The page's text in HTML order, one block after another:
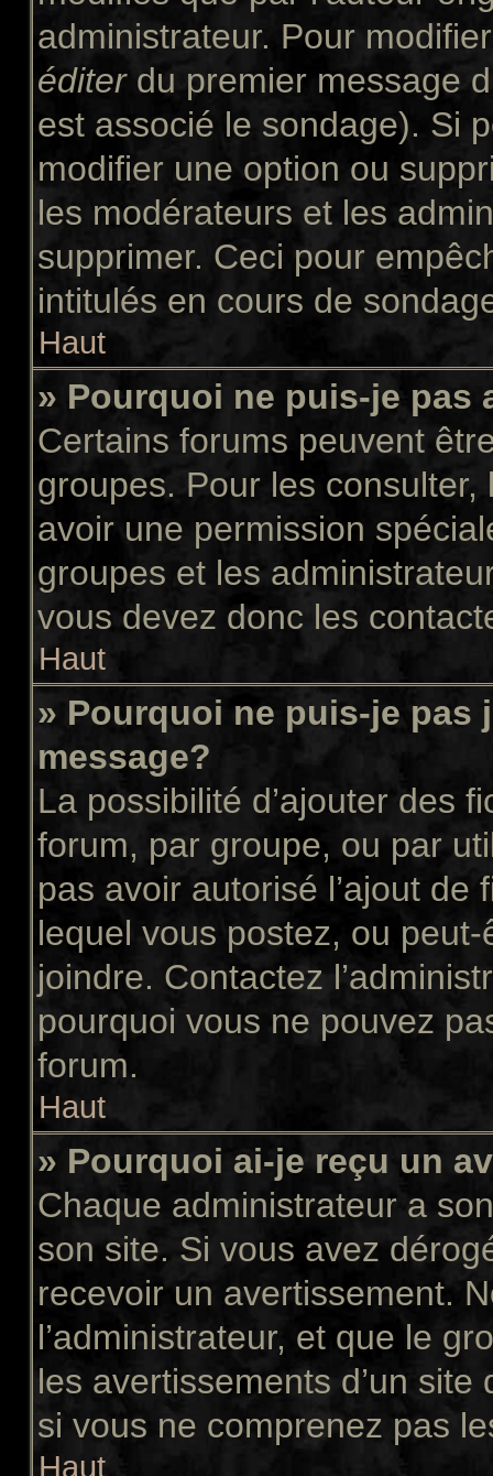
administrateur. Pour
éditerdu premier message
est associé le sondage). Si
modifier une option ou
les modérateurs et les
supprimer. Ceci pour
intitulés en cours de
Haut
» Pourquoi ne puis-je pas
Certains forums peuvent
groupes. Pour les
avoir une permission
groupes et les
vous devez donc les
Haut
» Pourquoi ne puis-je pas
message?
La possibilité d’ajouter des
forum, par groupe, ou par
pas avoir autorisé l’ajout
lequel vous postez, ou
joindre. Contactez
pourquoi vous ne pouvez
forum.
Haut
» Pourquoi ai-je reçu un
Chaque administrateur a
son site. Si vous avez
recevoir un avertissement.
l’administrateur, et que le
les avertissements d’un
si vous ne comprenez pas
Haut